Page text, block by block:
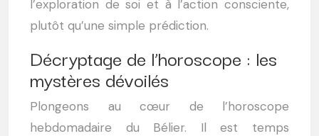
l’exploration de soi et à l’action consciente,
plutôt qu’une simple prédiction.
Décryptage de l’horoscope : les
mystères dévoilés
Plongeons au cœur de l’horoscope
hebdomadaire du Bélier. Il est temps